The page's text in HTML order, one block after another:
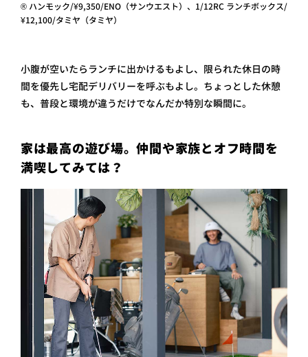
®︎ ハンモック/¥9,350/ENO（サンウエスト）、1/12RC ランチボックス/
¥12,100/タミヤ（タミヤ）
小腹が空いたらランチに出かけるもよし、限られた休日の時
間を優先し宅配デリバリーを呼ぶもよし。ちょっとした休憩
も、普段と環境が違うだけでなんだか特別な瞬間に。
家は最高の遊び場。仲間や家族とオフ時間を
満喫してみては？